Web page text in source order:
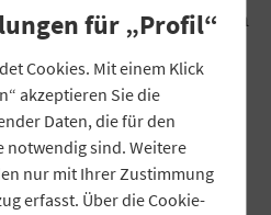
enthalten
des Grundbesitzes eine
wurde. Diese
dann von einer anderen
selbst
errichtet werden –
für „Profil“
Cookies. Mit einem Klick
akzeptieren Sie die
Daten, die für den
notwendig sind. Weitere
nur mit Ihrer Zustimmung
erfasst. Über die Cookie-